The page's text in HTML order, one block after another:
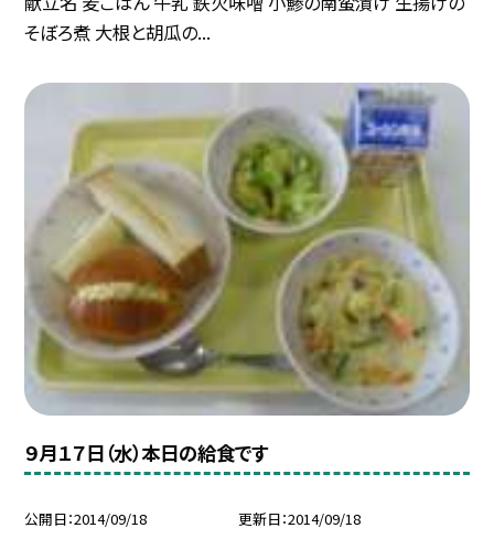
そぼろ煮 大根と胡瓜の...
９月１７日（水）本日の給食です
公開日 2014/09/18 更新日 2014/09/18